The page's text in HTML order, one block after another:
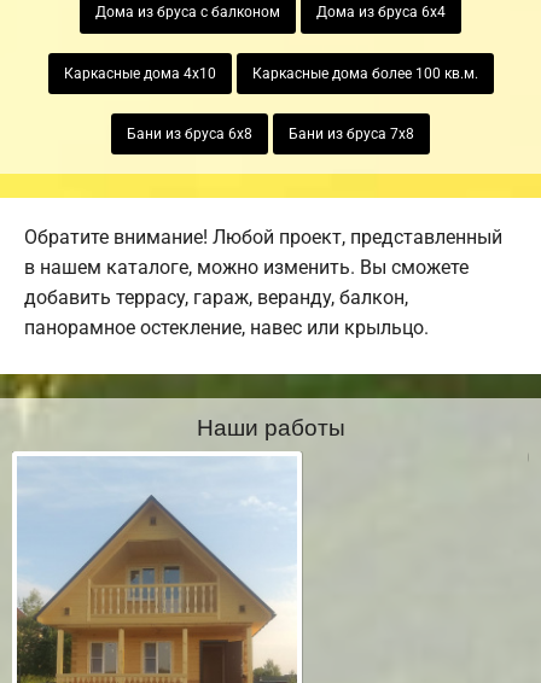
Дома из бруса с балконом Дома из бруса 6х4
Каркасные дома 4х10 Каркасные дома более 100 кв.м.
Бани из бруса 6х8 Бани из бруса 7х8
Обратите внимание! Любой проект, представленный
в нашем каталоге, можно изменить. Вы сможете
добавить террасу, гараж, веранду, балкон,
панорамное остекление, навес или крыльцо.
Наши работы